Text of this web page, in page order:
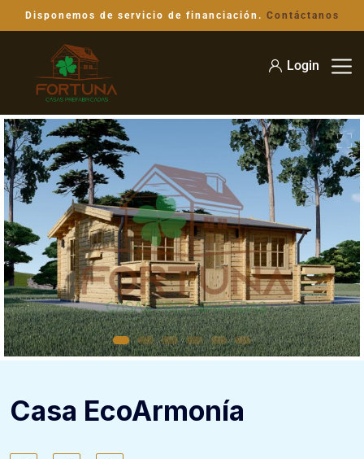
Disponemos de servicio de financiación. Contáctanos
Login
Casa EcoArmonía